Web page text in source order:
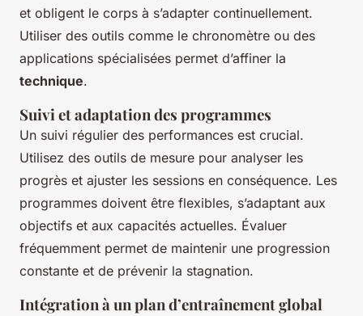
et obligent le corps à s’adapter continuellement.
Utiliser des outils comme le chronomètre ou des
applications spécialisées permet d’affiner la
technique.
Suivi et adaptation des programmes
Un suivi régulier des performances est crucial.
Utilisez des outils de mesure pour analyser les
progrès et ajuster les sessions en conséquence. Les
programmes doivent être flexibles, s’adaptant aux
objectifs et aux capacités actuelles. Évaluer
fréquemment permet de maintenir une progression
constante et de prévenir la stagnation.
Intégration à un plan d’entraînement global